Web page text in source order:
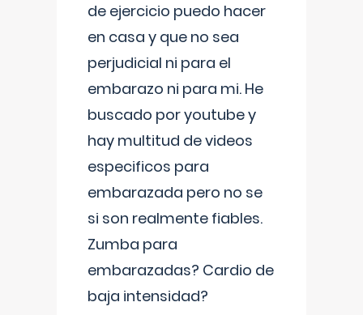
de ejercicio puedo hacer
en casa y que no sea
perjudicial ni para el
embarazo ni para mi. He
buscado por youtube y
hay multitud de videos
especificos para
embarazada pero no se
si son realmente fiables.
Zumba para
embarazadas? Cardio de
baja intensidad?